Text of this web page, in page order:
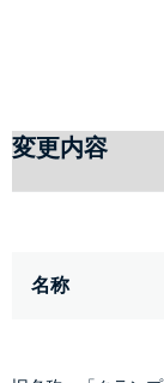
変更内容
名称